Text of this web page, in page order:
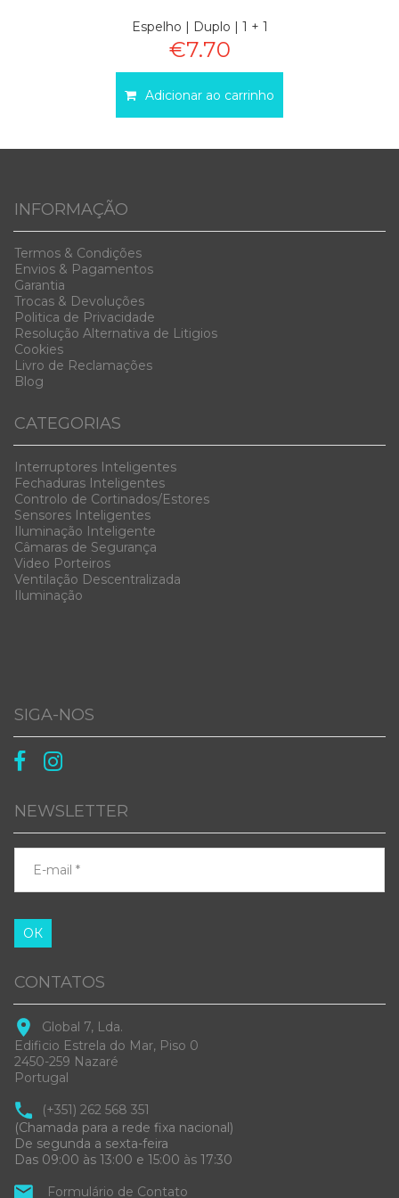
Espelho | Duplo | 1 + 1
€7.70
Adicionar ao carrinho
INFORMAÇÃO
Termos & Condições
Envios & Pagamentos
Garantia
Trocas & Devoluções
Politica de Privacidade
Resolução Alternativa de Litigios
Cookies
Livro de Reclamações
Blog
CATEGORIAS
Interruptores Inteligentes
Fechaduras Inteligentes
Controlo de Cortinados/Estores
Sensores Inteligentes
Iluminação Inteligente
Câmaras de Segurança
Video Porteiros
Ventilação Descentralizada
Iluminação
SIGA-NOS
 
NEWSLETTER
ОК
CONTATOS
Global 7, Lda.
Edificio Estrela do Mar, Piso 0
2450-259 Nazaré
Portugal
(+351) 262 568 351
(Chamada para a rede fixa nacional)
De segunda a sexta-feira
Das 09:00 às 13:00 e 15:00 às 17:30
Formulário de Contato